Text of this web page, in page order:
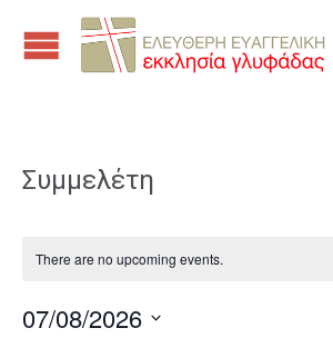
Συμμελέτη
There are no upcoming events.
07/08/2026